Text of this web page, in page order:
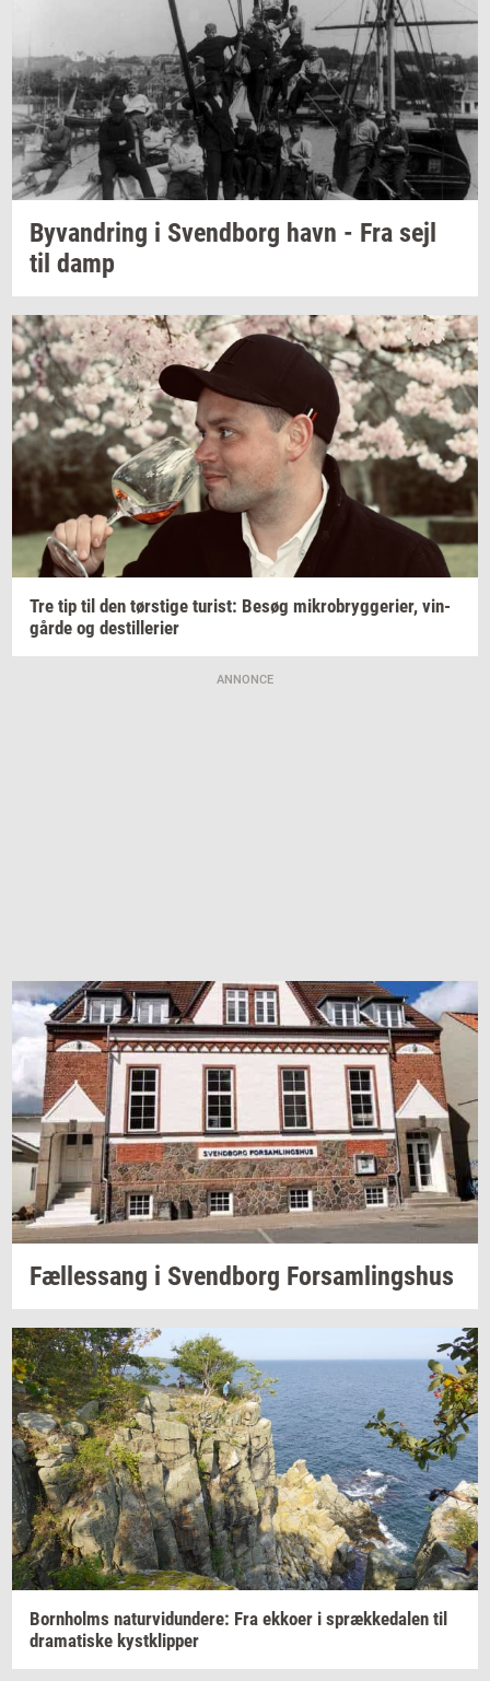
Byvan­dring i Svend­borg havn - Fra sejl
til damp
Tre tip til den tørsti­ge turist: Besøg mi­kro­bryg­ge­ri­er, vin­
går­de og destil­le­ri­er
ANNONCE
Fæl­les­sang i Svend­borg For­sam­lings­hus
Born­holms na­tur­vi­dun­de­re: Fra ek­ko­er i spræk­ke­da­len til
dra­ma­ti­ske kyst­klip­per